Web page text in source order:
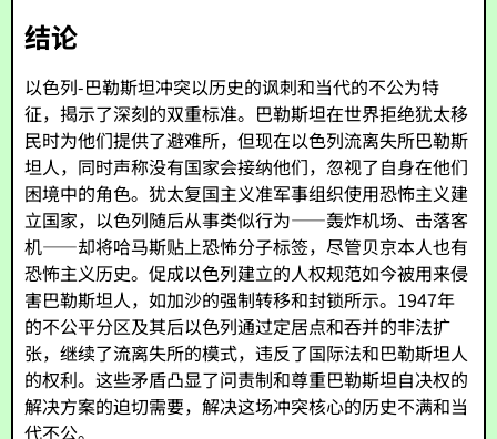
结论
以色列-巴勒斯坦冲突以历史的讽刺和当代的不公为特
征，揭示了深刻的双重标准。巴勒斯坦在世界拒绝犹太移
民时为他们提供了避难所，但现在以色列流离失所巴勒斯
坦人，同时声称没有国家会接纳他们，忽视了自身在他们
困境中的角色。犹太复国主义准军事组织使用恐怖主义建
立国家，以色列随后从事类似行为——轰炸机场、击落客
机——却将哈马斯贴上恐怖分子标签，尽管贝京本人也有
恐怖主义历史。促成以色列建立的人权规范如今被用来侵
害巴勒斯坦人，如加沙的强制转移和封锁所示。1947年
的不公平分区及其后以色列通过定居点和吞并的非法扩
张，继续了流离失所的模式，违反了国际法和巴勒斯坦人
的权利。这些矛盾凸显了问责制和尊重巴勒斯坦自决权的
解决方案的迫切需要，解决这场冲突核心的历史不满和当
代不公。